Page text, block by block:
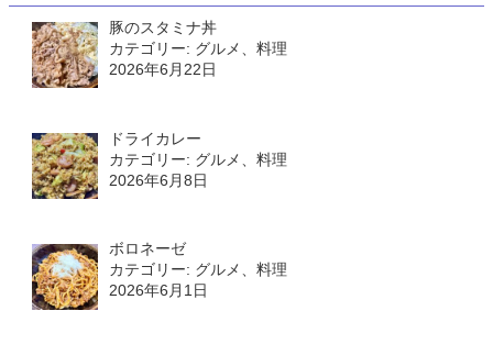
豚のスタミナ丼
カテゴリー: グルメ、料理
2026年6月22日
ドライカレー
カテゴリー: グルメ、料理
2026年6月8日
ボロネーゼ
カテゴリー: グルメ、料理
2026年6月1日